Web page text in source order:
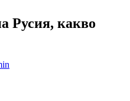
Русия, какво